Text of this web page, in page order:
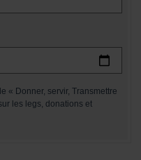
« Donner, servir, Transmettre
les legs, donations et